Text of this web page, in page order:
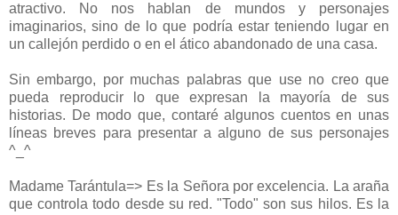
atractivo. No nos hablan de mundos y personajes
imaginarios, sino de lo que podría estar teniendo lugar en
un callejón perdido o en el ático abandonado de una casa.
Sin embargo, por muchas palabras que use no creo que
pueda reproducir lo que expresan la mayoría de sus
historias. De modo que, contaré algunos cuentos en unas
líneas breves para presentar a alguno de sus personajes
^_^
Madame Tarántula=> Es la Señora por excelencia. La araña
que controla todo desde su red. "Todo" son sus hilos. Es la